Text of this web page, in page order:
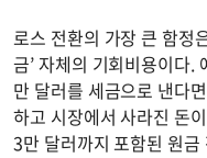
로스 전환의 가장 큰 함정
금’ 자체의 기회비용이다
만 달러를 세금으로 낸다
하고 시장에서 사라진 돈
3만 달러까지 포함된 원